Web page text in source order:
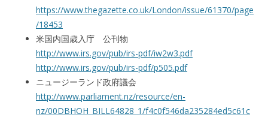
https://www.thegazette.co.uk/London/issue/61370/page
/18453
米国内国歳入庁 公刊物
http://www.irs.gov/pub/irs-pdf/iw2w3.pdf
http://www.irs.gov/pub/irs-pdf/p505.pdf
ニュージーランド政府議会
http://www.parliament.nz/resource/en-
nz/00DBHOH_BILL64828_1/f4c0f546da235284ed5c61c